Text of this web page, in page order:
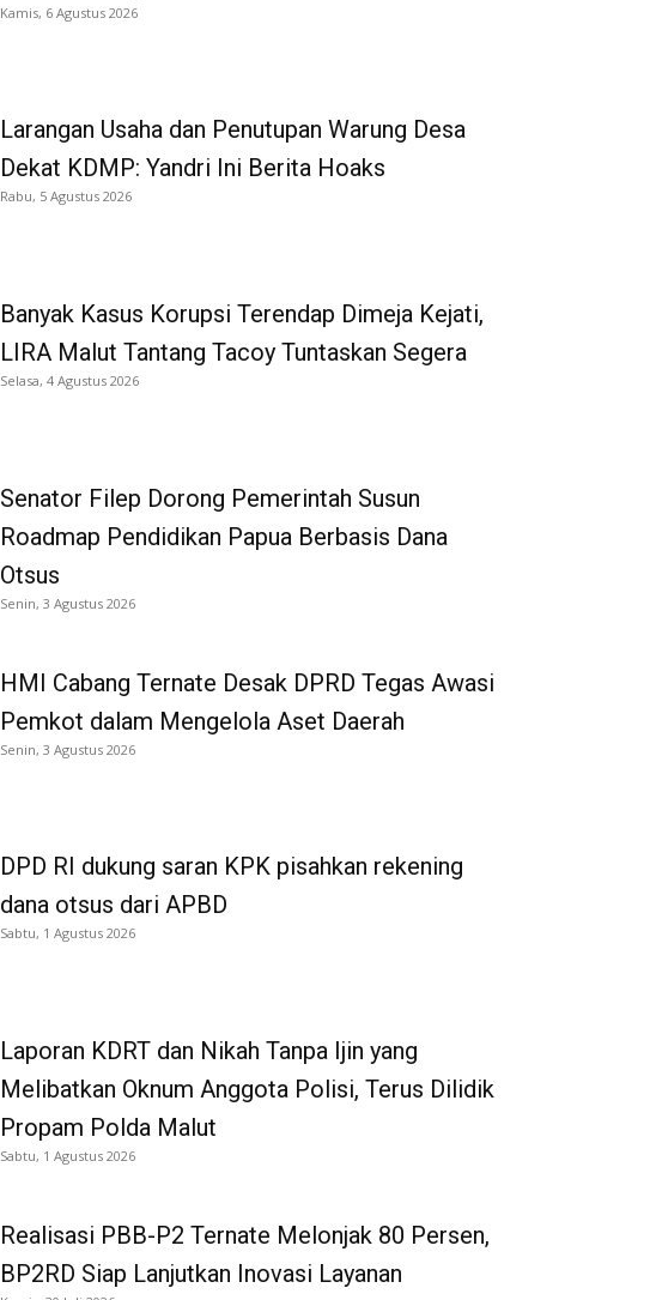
Kamis, 6 Agustus 2026
Larangan Usaha dan Penutupan Warung Desa
Dekat KDMP: Yandri Ini Berita Hoaks
Rabu, 5 Agustus 2026
Banyak Kasus Korupsi Terendap Dimeja Kejati,
LIRA Malut Tantang Tacoy Tuntaskan Segera
Selasa, 4 Agustus 2026
Senator Filep Dorong Pemerintah Susun
Roadmap Pendidikan Papua Berbasis Dana
Otsus
Senin, 3 Agustus 2026
HMI Cabang Ternate Desak DPRD Tegas Awasi
Pemkot dalam Mengelola Aset Daerah
Senin, 3 Agustus 2026
DPD RI dukung saran KPK pisahkan rekening
dana otsus dari APBD
Sabtu, 1 Agustus 2026
Laporan KDRT dan Nikah Tanpa Ijin yang
Melibatkan Oknum Anggota Polisi, Terus Dilidik
Propam Polda Malut
Sabtu, 1 Agustus 2026
Realisasi PBB-P2 Ternate Melonjak 80 Persen,
BP2RD Siap Lanjutkan Inovasi Layanan